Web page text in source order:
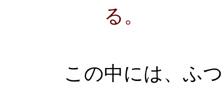
る。
この中には、ふ